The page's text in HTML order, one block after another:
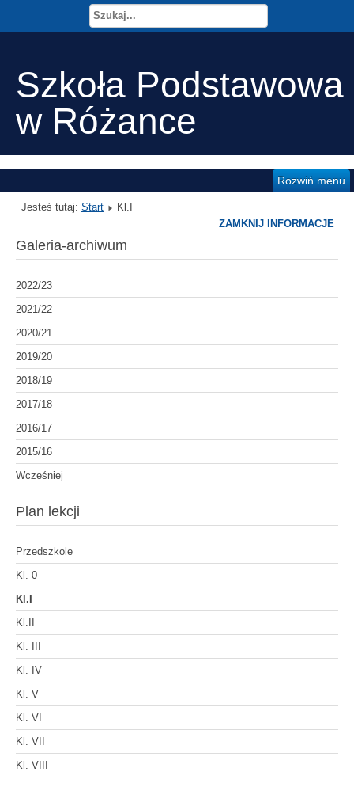
Szkoła Podstawowa
w Różance
Rozwiń menu
Jesteś tutaj: Start Kl.I
Galeria-archiwum
2022/23
2021/22
2020/21
2019/20
2018/19
2017/18
2016/17
2015/16
Wcześniej
Plan lekcji
Przedszkole
Kl. 0
Kl.I
Kl.II
Kl. III
Kl. IV
Kl. V
Kl. VI
Kl. VII
Kl. VIII
ZAMKNIJ INFORMACJE